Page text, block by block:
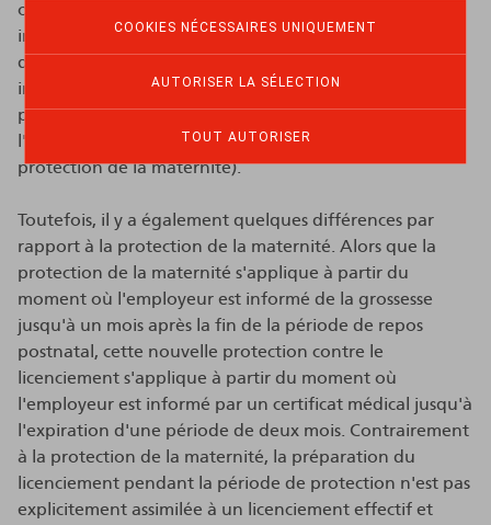
COOKIES NÉCESSAIRES UNIQUEMENT
AUTORISER LA SÉLECTION
TOUT AUTORISER
ou de procréation médicalement assistée, une
indemnité forfaitaire brute de 6 mois pour
discrimination fondée sur le genre ainsi qu'une
indemnité forfaitaire brute de 6 mois de rémunération
pour discrimination fondée sur un autre motif, tel que
l'état de santé (voir le précédentNewsflash
protection de la maternité).
Toutefois, il y a également quelques différences par
rapport à la protection de la maternité. Alors que la
protection de la maternité s'applique à partir du
moment où l'employeur est informé de la grossesse
jusqu'à un mois après la fin de la période de repos
postnatal, cette nouvelle protection contre le
licenciement s'applique à partir du moment où
l'employeur est informé par un certificat médical jusqu'à
l'expiration d'une période de deux mois. Contrairement
à la protection de la maternité, la préparation du
licenciement pendant la période de protection n'est pas
explicitement assimilée à un licenciement effectif et